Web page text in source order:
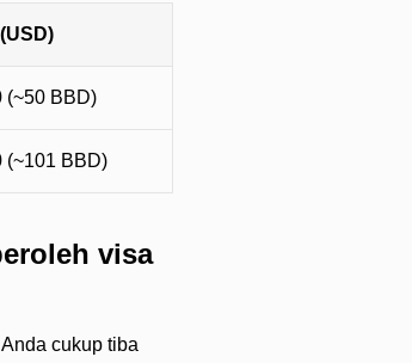
(~50 BBD)
(~101 BBD)
visa
cukup tiba